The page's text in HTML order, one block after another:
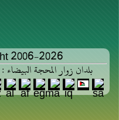
2006-2026
بلدان زوار المحجة